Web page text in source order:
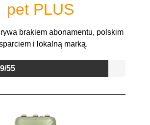
pet PLUS
brakiem abonamentu, polskim
i lokalną marką.
55